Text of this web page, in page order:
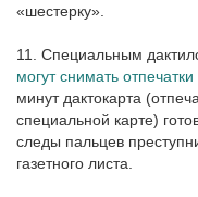
«шестерку».
11. Специальным
могут снимать
минут дактокарта
специальной карте)
следы пальцев
газетного листа.